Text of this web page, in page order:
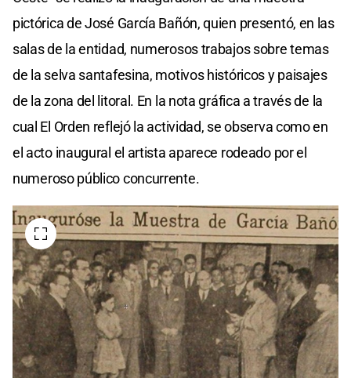
pictórica de José García Bañón, quien presentó, en las
salas de la entidad, numerosos trabajos sobre temas
de la selva santafesina, motivos históricos y paisajes
de la zona del litoral. En la nota gráfica a través de la
cual El Orden reflejó la actividad, se observa como en
el acto inaugural el artista aparece rodeado por el
numeroso público concurrente.